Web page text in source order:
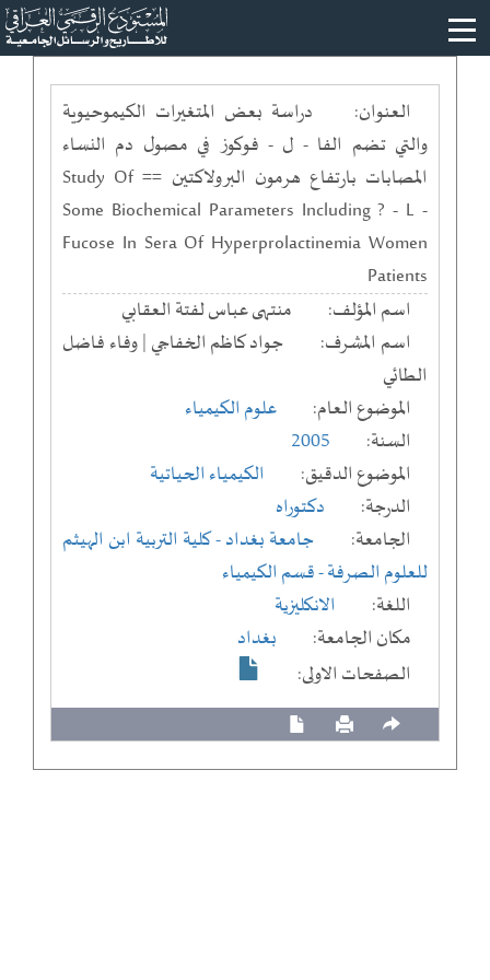
العنوان:
دراسة بعض المتغيرات الكيموحيوية
والتي تضم الفا - ل - فوكوز في مصول دم النساء
المصابات بارتفاع هرمون البرولاكتين == Study Of
Some Biochemical Parameters Including ? - L -
Fucose In Sera Of Hyperprolactinemia Women
Patients
اسم المؤلف:
منتهى عباس لفتة العقابي
اسم المشرف:
جواد كاظم الخفاجي | وفاء فاضل
الطائي
الموضوع العام:
علوم الكيمياء
السنة:
2005
الموضوع الدقيق:
الكيمياء الحياتية
الدرجة:
دكتوراه
الجامعة:
جامعة بغداد- كلية التربية ابن الهيثم
للعلوم الصرفة- قسم الكيمياء
اللغة:
الانكليزية
مكان الجامعة:
بغداد
الصفحات الاولى: